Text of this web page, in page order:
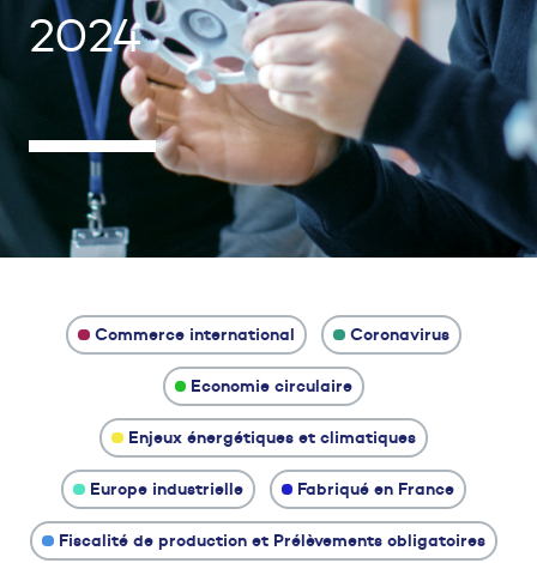
2024
Commerce international Coronavirus
Economie circulaire
Enjeux énergétiques et climatiques
Europe industrielle Fabriqué en France
Fiscalité de production et Prélèvements obligatoires